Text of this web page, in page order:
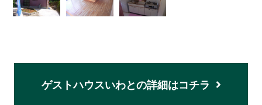
ゲストハウスいわとの詳細はコチラ